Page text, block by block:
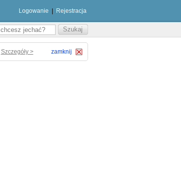
Logowanie Rejestracja
Szczegóły > zamknij